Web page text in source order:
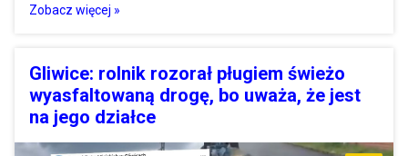
Zobacz więcej »
Gliwice: rolnik rozorał pługiem świeżo
wyasfaltowaną drogę, bo uważa, że jest
na jego działce